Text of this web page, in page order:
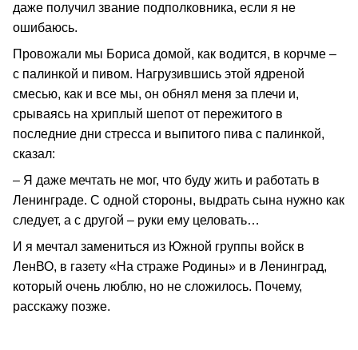
даже получил звание подполковника, если я не
ошибаюсь.
Провожали мы Бориса домой, как водится, в корчме –
с палинкой и пивом. Нагрузившись этой ядреной
смесью, как и все мы, он обнял меня за плечи и,
срываясь на хриплый шепот от пережитого в
последние дни стресса и выпитого пива с палинкой,
сказал:
– Я даже мечтать не мог, что буду жить и работать в
Ленинграде. С одной стороны, выдрать сына нужно как
следует, а с другой – руки ему целовать…
И я мечтал замениться из Южной группы войск в
ЛенВО, в газету «На страже Родины» и в Ленинград,
который очень люблю, но не сложилось. Почему,
расскажу позже.